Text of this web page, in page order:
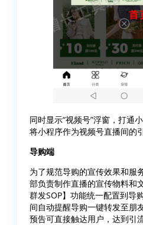
同时显示“视频号”浮窗，打通
将小程序作为视频号直播间的
导购端
为了规范导购的宣传效果和服
部负责制作直播的宣传物料和
群发SOP】功能统一配置到导
间自动提醒导购一键转发至朋
预告可直接触达用户，达到引流